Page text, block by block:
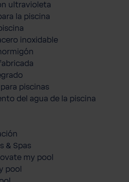
ultravioleta
la piscina
inoxidable
piscinas
del agua de la piscina
& Spas
my pool
pool